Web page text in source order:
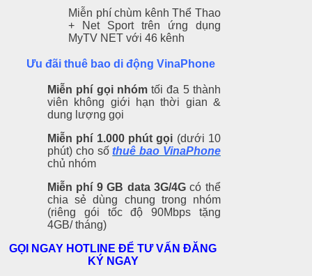
Miễn phí chùm kênh Thể Thao
+ Net Sport trên ứng dụng
MyTV NET với 46 kênh
Ưu đãi thuê bao di động VinaPhone
Miễn phí gọi nhóm tối đa 5 thành
viên không giới hạn thời gian &
dung lượng gọi
Miễn phí 1.000 phút gọi (dưới 10
phút) cho sốthuê bao VinaPhone
chủ nhóm
Miễn phí 9 GB data 3G/4G có thể
chia sẻ dùng chung trong nhóm
(riêng gói tốc độ 90Mbps tặng
4GB/ tháng)
GỌI NGAY HOTLINE ĐỂ TƯ VẤN ĐĂNG
KÝ NGAY